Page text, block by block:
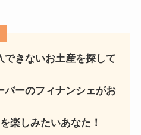
できないお土産を探して
バーのフィナンシェがお
楽しみたいあなた！